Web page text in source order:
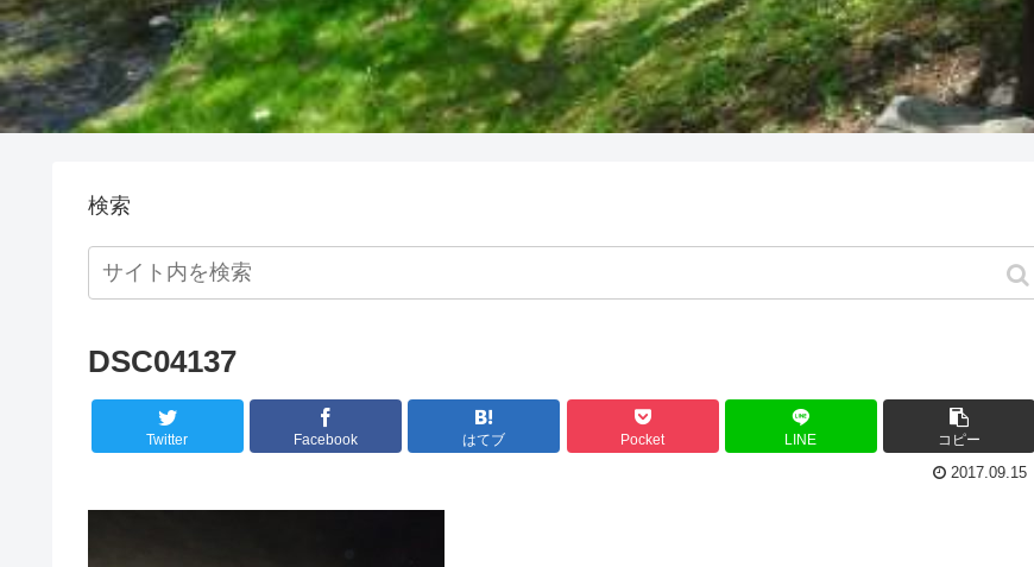
検索
DSC04137
Twitter Facebook はてブ Pocket LINE コピー
2017.09.15